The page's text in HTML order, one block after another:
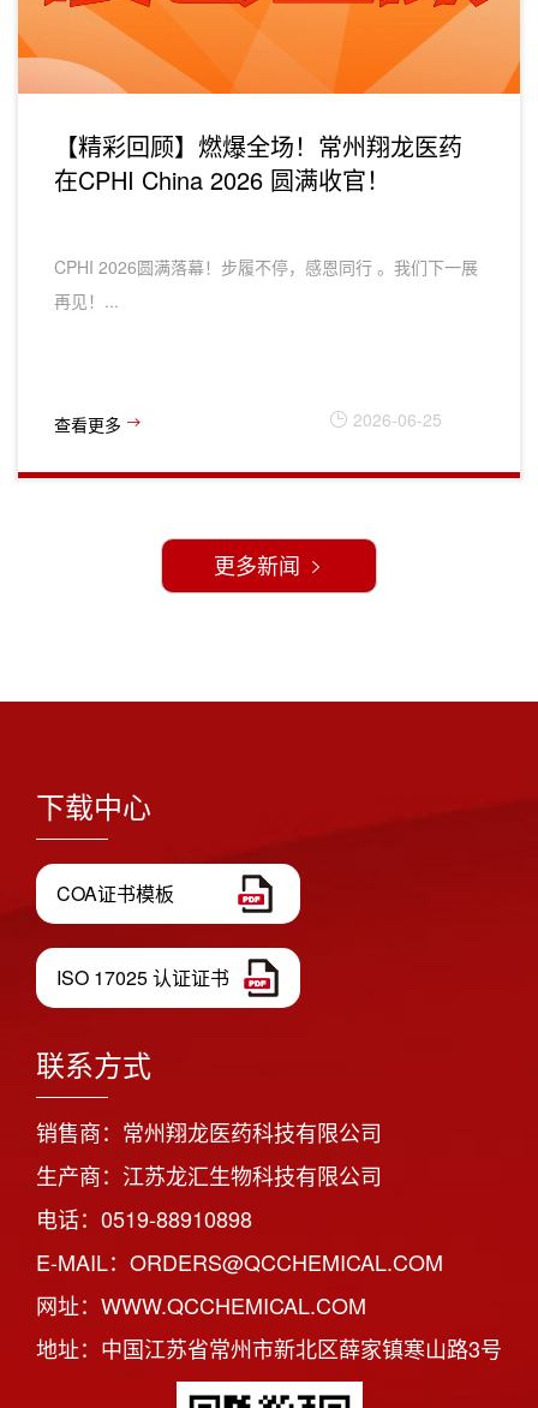
【精彩回顾】燃爆全场！常州翔龙医药
在CPHI China 2026 圆满收官！
CPHI 2026圆满落幕！步履不停，感恩同行 。我们下一展
再见！...
查看更多 2026-06-25
更多新闻
下载中心
COA证书模板
ISO 17025 认证证书
联系方式
销售商：常州翔龙医药科技有限公司
生产商：江苏龙汇生物科技有限公司
电话：0519-88910898
E-MAIL：ORDERS@QCCHEMICAL.COM
网址：WWW.QCCHEMICAL.COM
地址：中国江苏省常州市新北区薛家镇寒山路3号